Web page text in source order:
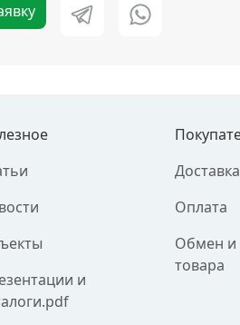
и
Оплата
Обмен и
товара